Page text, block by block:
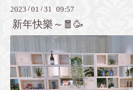
2023 /01 /31 09:57
新年快樂～🧧🥳